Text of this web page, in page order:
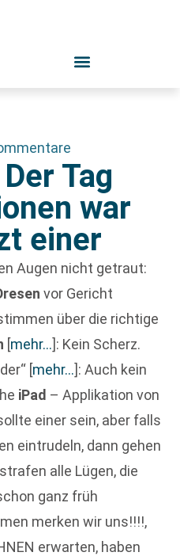
Tag
war
einer
Augen nicht getraut:
vor Gericht
über die richtige
[mehr…]: Kein Scherz.
[mehr…]: Auch kein
iPad – Applikation von
einer sein, aber falls
eintrudeln, dann gehen
alle Lügen, die
ganz früh
merken wir uns!!!!,
erwarten, haben